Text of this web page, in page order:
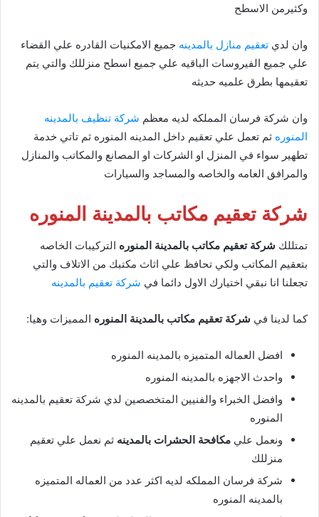
وكثيرمن الاسطح
وان لدي تعقيم منازل بالمدينه جميع الامكنيات القادره علي القضاء
علي جميع الفيروسات الباقيه علي جميع اسطح منزللك والتي يتم
تعقيمها بطرق علميه حديثه
وان شركة فرسان المملكه لديه معظم شركة تنظيف بالمدينه
المنوره ثم تعمل علي تعقيم داخل المدينه المنوره ثم تاتي خدمة
تطهير سواء في المنزل او الشركات او المصانع والمكاتب والمنازل
والمرافق العامه والخاصه والمساجد والسيارات
شركة تعقيم مكاتب بالمدينة المنوره
تمتللك شركة تعقيم مكاتب بالمدينة المنوره التركيبات الخاصه
بتعقيم المكاتب ولكي تحافظ علي اثاث مكتبك من الاتلاف والتي
تجعلنا انا نبقي اختيارك الاول دائما في شركة تعقيم بالمدينه
كما لدينا في شركة تعقيم مكاتب بالمدينة المنوره المميزات وهيا:
افضل العماله المتميزه بالمدينه المنوره
واحدث الاجهزه بالمدينه المنوره
وافضل الخبراء والفنيين المتخصصين لدي شركة تعقيم بالمدينه
المنوره
ونعمل علي مكافحة الحشرات بالمدينه ثم نعمل علي تعقيم
منزللك
شركة فرسان المملكه لديه اكثر عدد من العماله المتميزه
بالمدينه المنوره